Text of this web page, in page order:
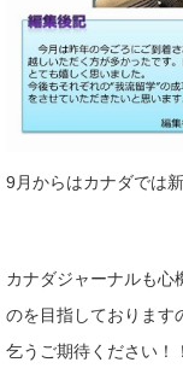
9月からはカナダでは新
カナダジャーナルも心
のを目指しております
乞うご期待ください！！